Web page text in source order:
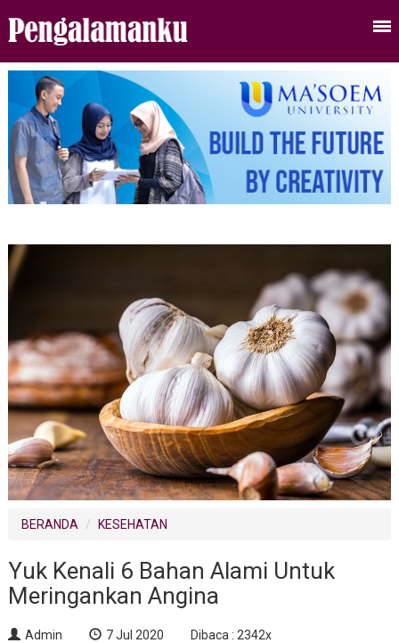
BERANDA KESEHATAN
Yuk Kenali 6 Bahan Alami Untuk
Meringankan Angina
Admin 7 Jul 2020 Dibaca : 2342x